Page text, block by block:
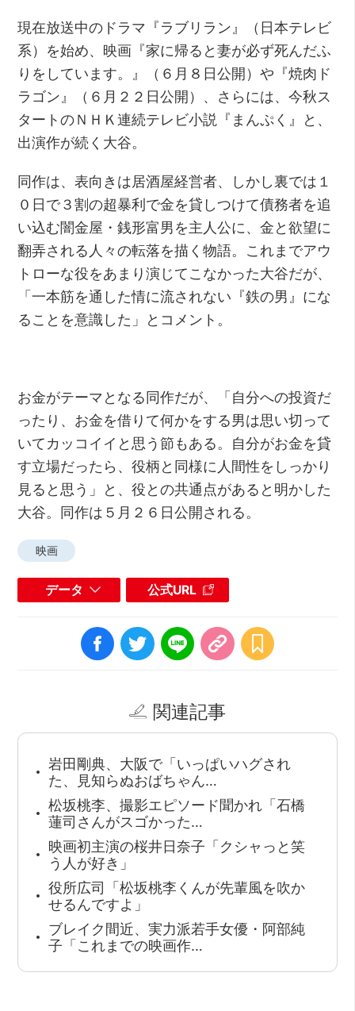
現在放送中のドラマ『ラブリラン』（日本テレビ
系）を始め、映画『家に帰ると妻が必ず死んだふ
りをしています。』（６月８日公開）や『焼肉ド
ラゴン』（６月２２日公開）、さらには、今秋ス
タートのＮＨＫ連続テレビ小説『まんぷく』と、
出演作が続く大谷。
同作は、表向きは居酒屋経営者、しかし裏では１
０日で３割の超暴利で金を貸しつけて債務者を追
い込む闇金屋・銭形富男を主人公に、金と欲望に
翻弄される人々の転落を描く物語。これまでアウ
トローな役をあまり演じてこなかった大谷だが、
「一本筋を通した情に流されない『鉄の男』にな
ることを意識した」とコメント。
お金がテーマとなる同作だが、「自分への投資だ
ったり、お金を借りて何かをする男は思い切って
いてカッコイイと思う節もある。自分がお金を貸
す立場だったら、役柄と同様に人間性をしっかり
見ると思う」と、役との共通点があると明かした
大谷。同作は５月２６日公開される。
映画
データ 公式URL
関連記事
岩田剛典、大阪で「いっぱいハグされ
た、見知らぬおばちゃん…
松坂桃李、撮影エピソード聞かれ「石橋
蓮司さんがスゴかった…
映画初主演の桜井日奈子「クシャっと笑
う人が好き」
役所広司「松坂桃李くんが先輩風を吹か
せるんですよ」
ブレイク間近、実力派若手女優・阿部純
子「これまでの映画作…